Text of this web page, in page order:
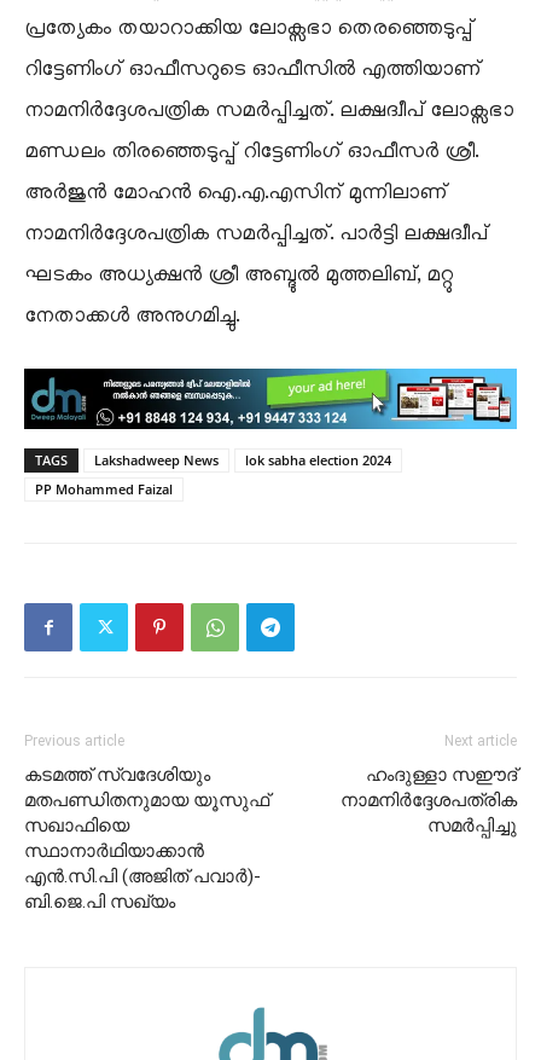
പ്രത്യേകം തയാറാക്കിയ ലോക്സഭാ തെരഞ്ഞെടുപ്പ്
റിട്ടേണിംഗ് ഓഫീസറുടെ ഓഫീസിൽ എത്തിയാണ്
നാമനിർദ്ദേശപത്രിക സമർപ്പിച്ചത്. ലക്ഷദ്വീപ് ലോക്സഭാ
മണ്ഡലം തിരഞ്ഞെടുപ്പ് റിട്ടേണിംഗ് ഓഫീസർ ശ്രീ.
അർജുൻ മോഹൻ ഐ.എ.എസിന് മുന്നിലാണ്
നാമനിർദ്ദേശപത്രിക സമർപ്പിച്ചത്. പാർട്ടി ലക്ഷദ്വീപ്
ഘടകം അധ്യക്ഷൻ ശ്രീ അബ്ദുൽ മുത്തലിബ്, മറ്റു
നേതാക്കൾ അനുഗമിച്ചു.
TAGS Lakshadweep News
lok sabha election 2024
PP Mohammed Faizal
Previous article
കടമത്ത് സ്വദേശിയും
മതപണ്ഡിതനുമായ യൂസുഫ്
സഖാഫിയെ
സ്ഥാനാർഥിയാക്കാൻ
എൻ.സി.പി (അജിത് പവാർ)-
ബി.ജെ.പി സഖ്യം
Next article
ഹംദുള്ളാ സഈദ്
നാമനിർദ്ദേശപത്രിക
സമർപ്പിച്ചു